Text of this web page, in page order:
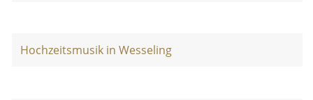
Hochzeitsmusik in Wesseling